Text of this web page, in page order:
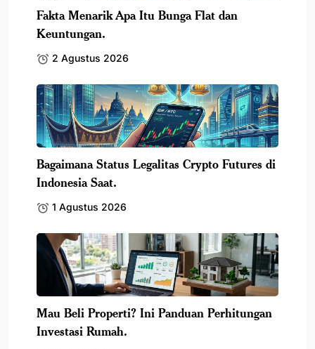
Fakta Menarik Apa Itu Bunga Flat dan
Keuntungan.
2 Agustus 2026
Bagaimana Status Legalitas Crypto Futures di
Indonesia Saat.
1 Agustus 2026
Mau Beli Properti? Ini Panduan Perhitungan
Investasi Rumah.